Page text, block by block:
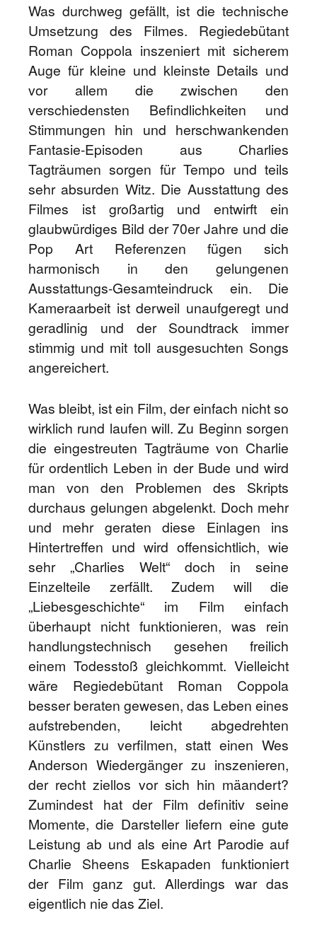
Was durchweg gefällt, ist die technische
Umsetzung des Filmes. Regiedebütant
Roman Coppola inszeniert mit sicherem
Auge für kleine und kleinste Details und
vor allem die zwischen den
verschiedensten Befindlichkeiten und
Stimmungen hin und herschwankenden
Fantasie-Episoden aus Charlies
Tagträumen sorgen für Tempo und teils
sehr absurden Witz. Die Ausstattung des
Filmes ist großartig und entwirft ein
glaubwürdiges Bild der 70er Jahre und die
Pop Art Referenzen fügen sich
harmonisch in den gelungenen
Ausstattungs-Gesamteindruck ein. Die
Kameraarbeit ist derweil unaufgeregt und
geradlinig und der Soundtrack immer
stimmig und mit toll ausgesuchten Songs
angereichert.
Was bleibt, ist ein Film, der einfach nicht so
wirklich rund laufen will. Zu Beginn sorgen
die eingestreuten Tagträume von Charlie
für ordentlich Leben in der Bude und wird
man von den Problemen des Skripts
durchaus gelungen abgelenkt. Doch mehr
und mehr geraten diese Einlagen ins
Hintertreffen und wird offensichtlich, wie
sehr „Charlies Welt“ doch in seine
Einzelteile zerfällt. Zudem will die
„Liebesgeschichte“ im Film einfach
überhaupt nicht funktionieren, was rein
handlungstechnisch gesehen freilich
einem Todesstoß gleichkommt. Vielleicht
wäre Regiedebütant Roman Coppola
besser beraten gewesen, das Leben eines
aufstrebenden, leicht abgedrehten
Künstlers zu verfilmen, statt einen Wes
Anderson Wiedergänger zu inszenieren,
der recht ziellos vor sich hin mäandert?
Zumindest hat der Film definitiv seine
Momente, die Darsteller liefern eine gute
Leistung ab und als eine Art Parodie auf
Charlie Sheens Eskapaden funktioniert
der Film ganz gut. Allerdings war das
eigentlich nie das Ziel.